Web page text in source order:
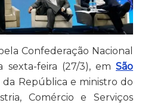
Confederação Nacional
sexta-feira (27/3), em São
da República e ministro do
Comércio e Serviços